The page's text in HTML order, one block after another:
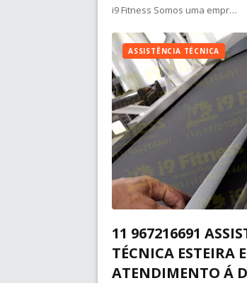
i9 Fitness Somos uma empr…
ASSISTÊNCIA TÉCNICA
11 967216691
TÉCNICA ESTEIRA
ATENDIMENTO Á